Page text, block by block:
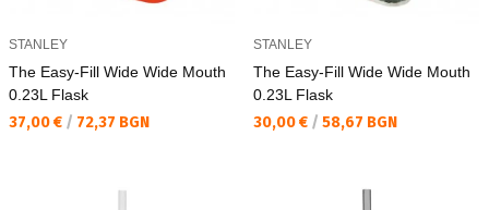
STANLEY
The Easy-Fill Wide Wide Mouth
0.23L Flask
Текуща цена:
37,00 € / 72,37 BGN
STANLEY
The Easy-Fill Wide Wide Mouth
0.23L Flask
Текуща цена:
30,00 € / 58,67 BGN